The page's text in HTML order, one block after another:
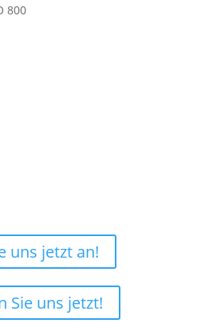
800
uns jetzt an!
Sie uns jetzt!